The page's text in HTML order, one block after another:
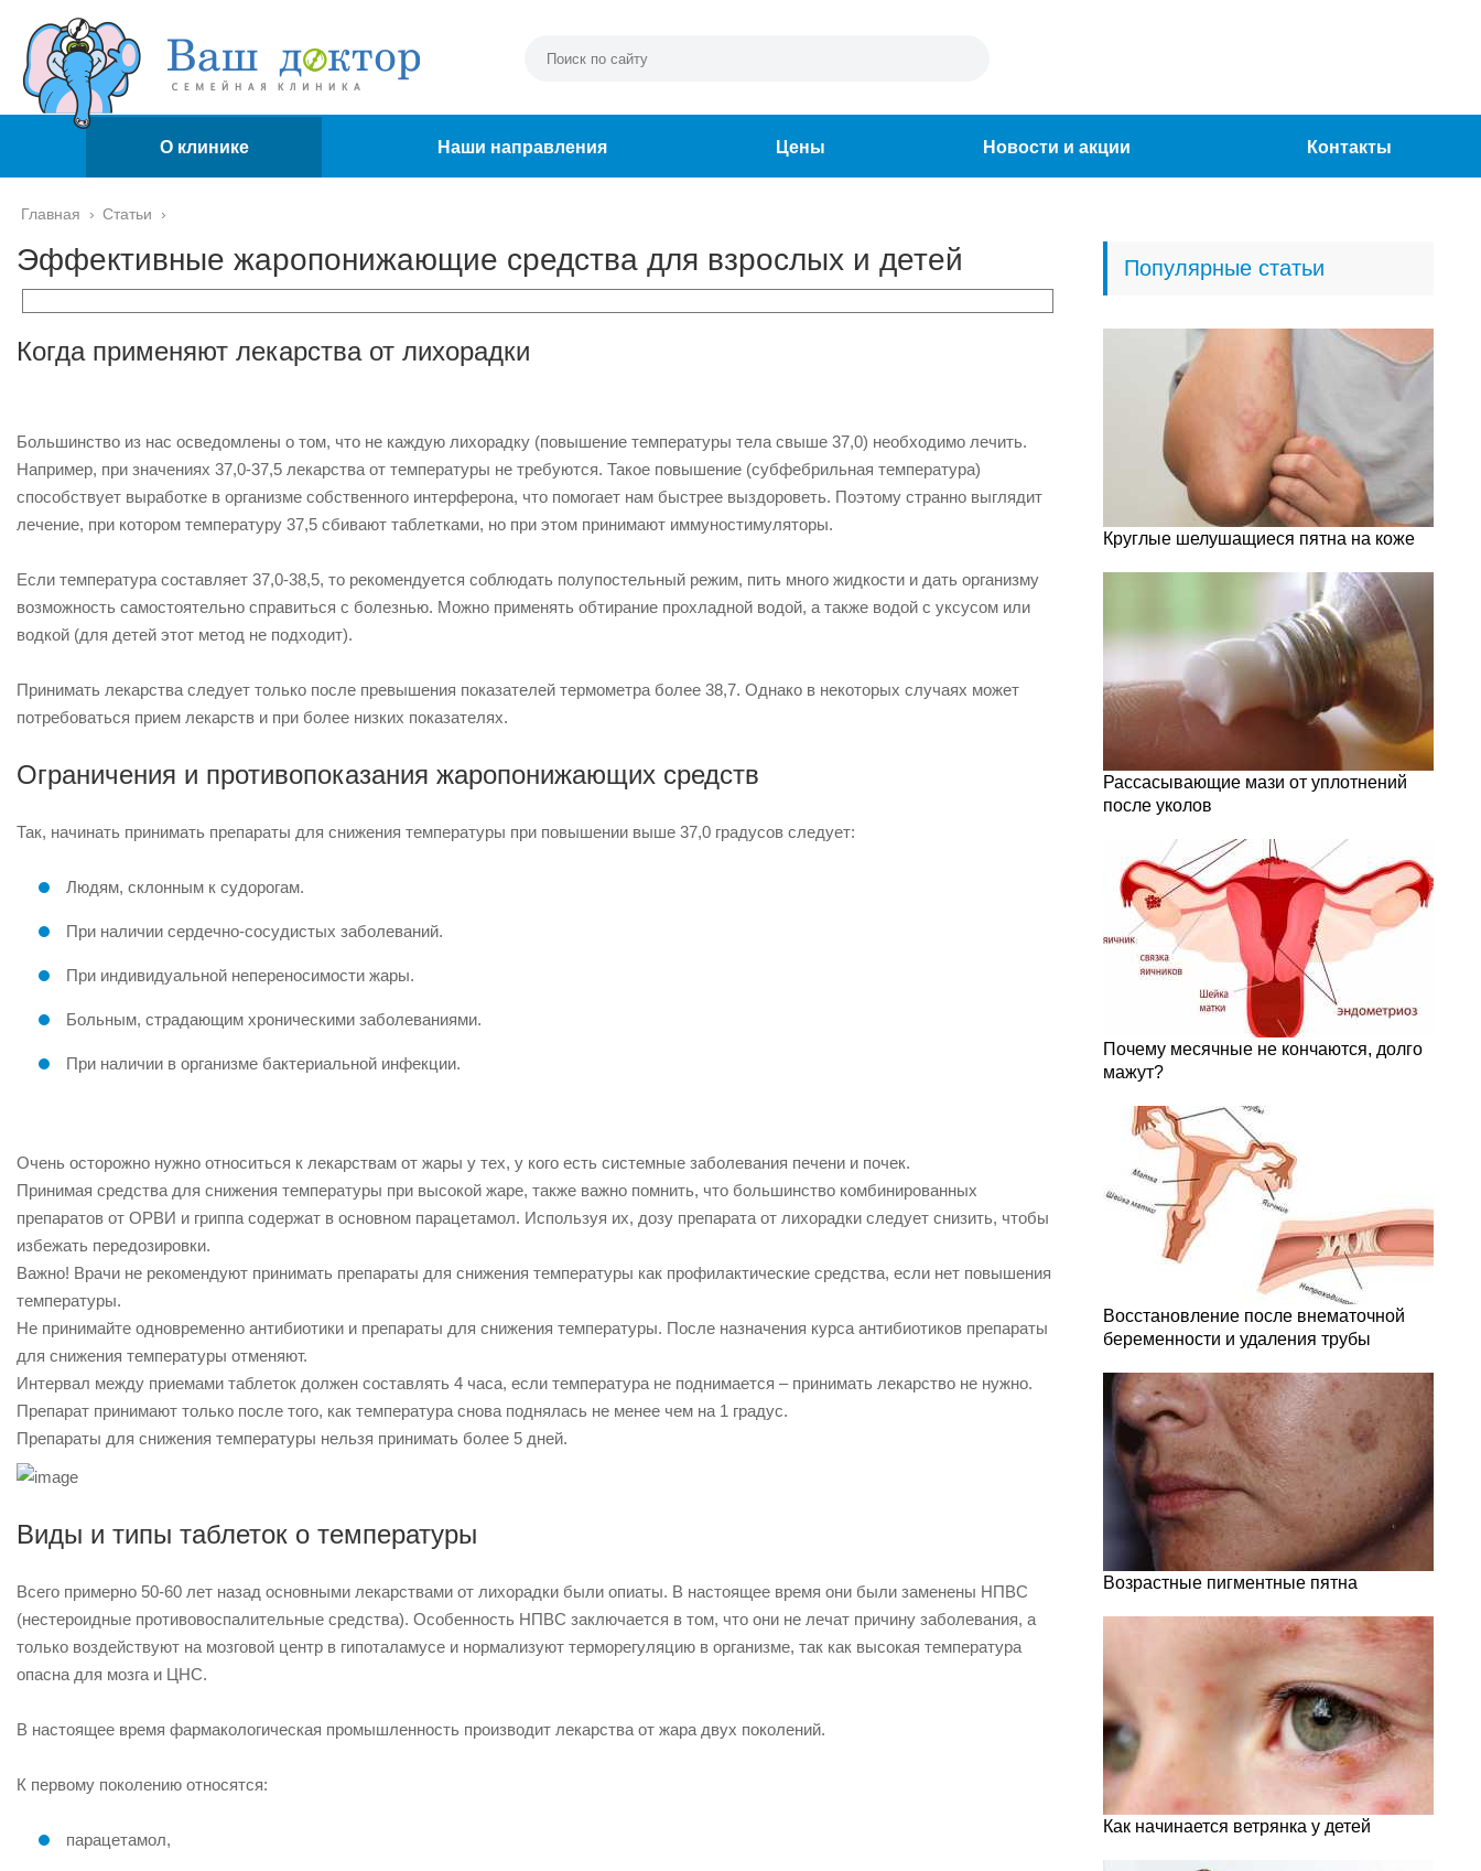
О клинике Наши направления Цены Новости и акции Контакты
Главная › Статьи ›
Эффективные жаропонижающие средства для взрослых и детей
Когда применяют лекарства от лихорадки
Большинство из нас осведомлены о том, что не каждую лихорадку (повышение температуры тела свыше 37,0) необходимо лечить.
Например, при значениях 37,0-37,5 лекарства от температуры не требуются. Такое повышение (субфебрильная температура)
способствует выработке в организме собственного интерферона, что помогает нам быстрее выздороветь. Поэтому странно выглядит
лечение, при котором температуру 37,5 сбивают таблетками, но при этом принимают иммуностимуляторы.
Если температура составляет 37,0-38,5, то рекомендуется соблюдать полупостельный режим, пить много жидкости и дать организму
возможность самостоятельно справиться с болезнью. Можно применять обтирание прохладной водой, а также водой с уксусом или
водкой (для детей этот метод не подходит).
Принимать лекарства следует только после превышения показателей термометра более 38,7. Однако в некоторых случаях может
потребоваться прием лекарств и при более низких показателях.
Ограничения и противопоказания жаропонижающих средств
Так, начинать принимать препараты для снижения температуры при повышении выше 37,0 градусов следует:
Людям, склонным к судорогам.
При наличии сердечно-сосудистых заболеваний.
При индивидуальной непереносимости жары.
Больным, страдающим хроническими заболеваниями.
При наличии в организме бактериальной инфекции.
Очень осторожно нужно относиться к лекарствам от жары у тех, у кого есть системные заболевания печени и почек.
Принимая средства для снижения температуры при высокой жаре, также важно помнить, что большинство комбинированных
препаратов от ОРВИ и гриппа содержат в основном парацетамол. Используя их, дозу препарата от лихорадки следует снизить, чтобы
избежать передозировки.
Важно! Врачи не рекомендуют принимать препараты для снижения температуры как профилактические средства, если нет повышения
температуры.
Не принимайте одновременно антибиотики и препараты для снижения температуры. После назначения курса антибиотиков препараты
для снижения температуры отменяют.
Интервал между приемами таблеток должен составлять 4 часа, если температура не поднимается – принимать лекарство не нужно.
Препарат принимают только после того, как температура снова поднялась не менее чем на 1 градус.
Препараты для снижения температуры нельзя принимать более 5 дней.
Виды и типы таблеток о температуры
Всего примерно 50-60 лет назад основными лекарствами от лихорадки были опиаты. В настоящее время они были заменены НПВС
(нестероидные противовоспалительные средства). Особенность НПВС заключается в том, что они не лечат причину заболевания, а
только воздействуют на мозговой центр в гипоталамусе и нормализуют терморегуляцию в организме, так как высокая температура
опасна для мозга и ЦНС.
В настоящее время фармакологическая промышленность производит лекарства от жара двух поколений.
К первому поколению относятся:
парацетамол,
Популярные статьи
Круглые шелушащиеся пятна на коже
Рассасывающие мази от уплотнений
после уколов
Почему месячные не кончаются, долго
мажут?
Восстановление после внематочной
беременности и удаления трубы
Возрастные пигментные пятна
Как начинается ветрянка у детей